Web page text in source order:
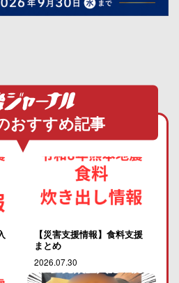
おすすめ記事
【災害支援情報】食料支援
まとめ
2026.07.30